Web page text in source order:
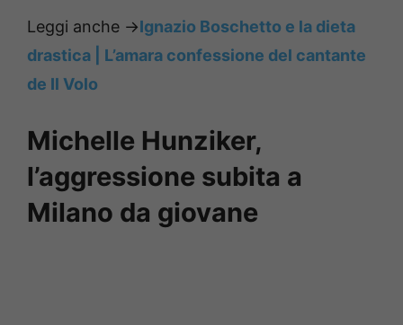
Leggi anche ->Ignazio Boschetto e la dieta
drastica | L’amara confessione del cantante
de Il Volo
Michelle Hunziker,
l’aggressione subita a
Milano da giovane